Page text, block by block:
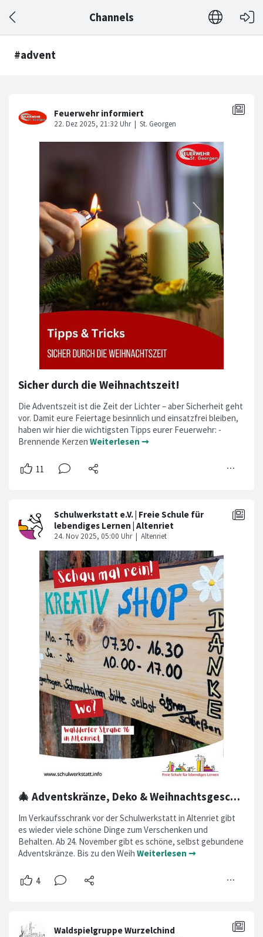
Channels
#advent
Sicher durch die Weihnachtszeit!
Die Adventszeit ist die Zeit der Lichter – aber Sicherheit geht
vor. Damit eure Feiertage besinnlich und einsatzfrei bleiben,
haben wir hier die wichtigsten Tipps eurer Feuerwehr: -
Brennende Kerzen Weiterlesen ➞
🎄 Adventskränze, Deko & Weihnachtsgeschenke 🎁
Im Verkaufsschrank vor der Schulwerkstatt in Altenriet gibt
es wieder viele schöne Dinge zum Verschenken und
Behalten. Ab 24. November gibt es schöne, selbst gebundene
Adventskränze. Bis zu den Weih Weiterlesen ➞